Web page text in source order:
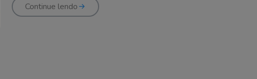
Continue lendo